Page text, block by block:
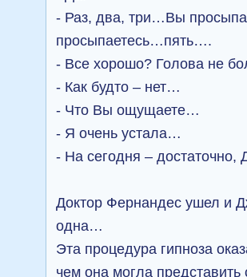
- Раз, два, три…Вы
просыпаетесь…пять….
- Все хорошо? Голова не
- Как будто – нет…
- Что Вы ощущаете…
- Я очень устала…
- На сегодня –
Доктор Фернандес ушел и
одна…
Эта процедура гипноза
чем она могла